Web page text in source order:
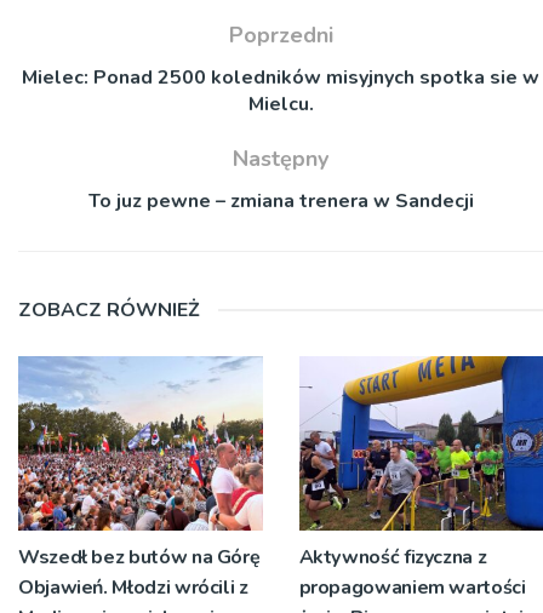
Poprzedni
Mielec: Ponad 2500 koledników misyjnych spotka sie w
Mielcu.
Następny
To juz pewne – zmiana trenera w Sandecji
ZOBACZ RÓWNIEŻ
Wszedł bez butów na Górę
Objawień. Młodzi wrócili z
Aktywność fizyczna z
propagowaniem wartości